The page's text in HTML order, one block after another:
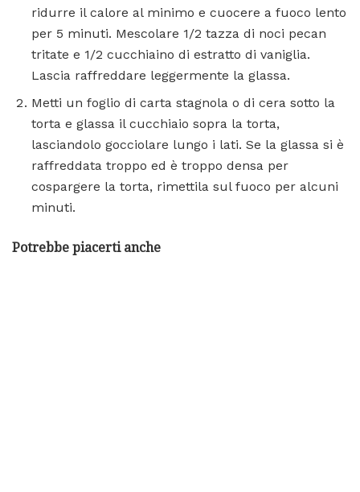
ridurre il calore al minimo e cuocere a fuoco lento
per 5 minuti. Mescolare 1/2 tazza di noci pecan
tritate e 1/2 cucchiaino di estratto di vaniglia.
Lascia raffreddare leggermente la glassa.
Metti un foglio di carta stagnola o di cera sotto la
torta e glassa il cucchiaio sopra la torta,
lasciandolo gocciolare lungo i lati. Se la glassa si è
raffreddata troppo ed è troppo densa per
cospargere la torta, rimettila sul fuoco per alcuni
minuti.
Potrebbe piacerti anche